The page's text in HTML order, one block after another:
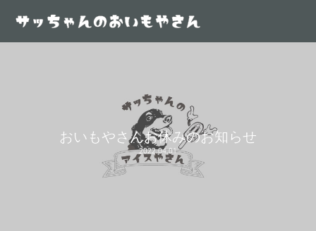
おいもやさんお休みのお知らせ
2022.04.01